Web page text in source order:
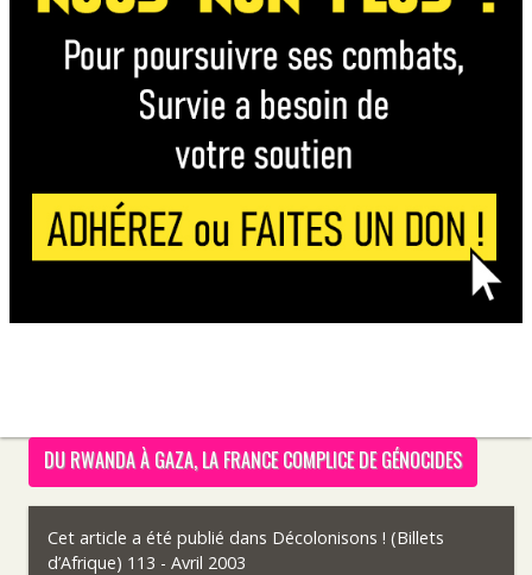
DU RWANDA À GAZA, LA FRANCE COMPLICE DE GÉNOCIDES
Cet article a été publié dans Décolonisons ! (Billets
d’Afrique) 113 - Avril 2003